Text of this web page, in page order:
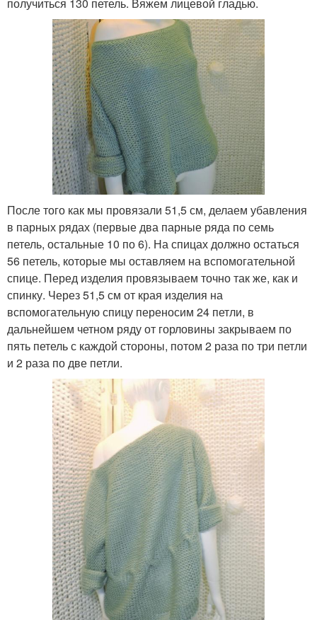
После того как мы провязали 51,5 см, делаем убавления
в парных рядах (первые два парные ряда по семь
петель, остальные 10 по 6). На спицах должно остаться
56 петель, которые мы оставляем на вспомогательной
спице. Перед изделия провязываем точно так же, как и
спинку. Через 51,5 см от края изделия на
вспомогательную спицу переносим 24 петли, в
дальнейшем четном ряду от горловины закрываем по
пять петель с каждой стороны, потом 2 раза по три петли
и 2 раза по две петли.